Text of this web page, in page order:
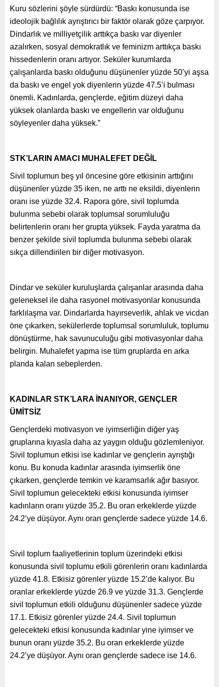
Kuru sözlerini şöyle sürdürdü: “Baskı konusunda ise
ideolojik bağlılık ayrıştırıcı bir faktör olarak göze çarpıyor.
Dindarlık ve milliyetçilik arttıkça baskı var diyenler
azalırken, sosyal demokratlık ve feminizm arttıkça baskı
hissedenlerin oranı artıyor. Seküler kurumlarda
çalışanlarda baskı olduğunu düşünenler yüzde 50’yi aşsa
da baskı ve engel yok diyenlerin yüzde 47.5’i bulması
önemli. Kadınlarda, gençlerde, eğitim düzeyi daha
yüksek olanlarda baskı ve engellerin var olduğunu
söyleyenler daha yüksek.”
STK’LARIN AMACI MUHALEFET DEĞİL
Sivil toplumun beş yıl öncesine göre etkisinin arttığını
düşünenler yüzde 35 iken, ne arttı ne eksildi, diyenlerin
oranı ise yüzde 32.4. Rapora göre, sivil toplumda
bulunma sebebi olarak toplumsal sorumluluğu
belirtenlerin oranı her grupta yüksek. Fayda yaratma da
benzer şekilde sivil toplumda bulunma sebebi olarak
sıkça dillendirilen bir diğer motivasyon.
Dindar ve seküler kuruluşlarda çalışanlar arasında daha
geleneksel ile daha rasyonel motivasyonlar konusunda
farklılaşma var. Dindarlarda hayırseverlik, ahlak ve vicdan
öne çıkarken, sekülerlerde toplumsal sorumluluk, toplumu
dönüştürme, hak savunuculuğu gibi motivasyonlar daha
belirgin. Muhalefet yapma ise tüm gruplarda en arka
planda kalan sebeplerden.
KADINLAR STK’LARA İNANIYOR, GENÇLER
ÜMİTSİZ
Gençlerdeki motivasyon ve iyimserliğin diğer yaş
gruplarına kıyasla daha az yaygın olduğu gözlemleniyor.
Sivil toplumun etkisi ise kadınlar ve gençlerin ayrıştığı
konu. Bu konuda kadınlar arasında iyimserlik öne
çıkarken, gençlerde temkin ve karamsarlık ağır basıyor.
Sivil toplumun gelecekteki etkisi konusunda iyimser
kadınların oranı yüzde 35.2. Bu oran erkeklerde yüzde
24.2’ye düşüyor. Aynı oran gençlerde sadece yüzde 14.6.
Sivil toplum faaliyetlerinin toplum üzerindeki etkisi
konusunda sivil toplumu etkili görenlerin oranı kadınlarda
yüzde 41.8. Etkisiz görenler yüzde 15.2’de kalıyor. Bu
oranlar erkeklerde yüzde 26.9 ve yüzde 31.3. Gençlerde
sivil toplumun etkili olduğunu düşünenler sadece yüzde
17.1. Etkisiz görenler yüzde 24.4. Sivil toplumun
gelecekteki etkisi konusunda kadınlar yine iyimser ve
bunun oranı yüzde 35.2. Bu oran erkeklerde yüzde
24.2’ye düşüyor. Aynı oran gençlerde sadece ise 14.6.